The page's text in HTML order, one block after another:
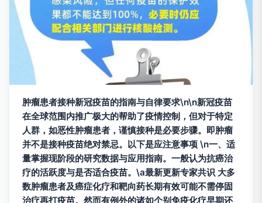
肿瘤患者接种新冠疫苗的指南与自律要求\n\n新冠疫苗
在全球范围内推广极大的帮助了疫情控制，但对于特定
人群，如恶性肿瘤患者，谨慎接种是必要步骤。即肿瘤
并不是接种疫苗绝对禁忌。以下是应注意事项 \n一、适
量掌握现阶段的研究数据与应用指南。一般认为抗癌治
疗的活跃度与是否适合疫苗。\a最新更新专家共识 大多
数肿瘤患者及癌症化疗和靶向药长期有效可能不需停固
治疗再打疫苗。然而有例外的诸如个别免疫化疗早期还